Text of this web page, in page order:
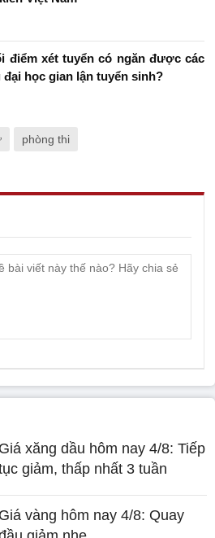
điểm xét tuyển có ngăn được các
học gian lận tuyển sinh?
phòng thi
Giá xăng dầu hôm nay 4/8: Tiếp
giảm, thấp nhất 3 tuần
Giá vàng hôm nay 4/8: Quay